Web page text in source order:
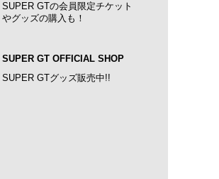
SUPER GTの会員限定チケット
やグッズの購入も！
SUPER GT OFFICIAL SHOP
SUPER GTグッズ販売中!!